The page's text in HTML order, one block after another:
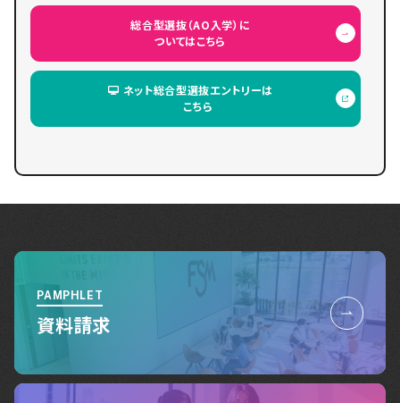
総合型選抜（AO入学）に
ついてはこちら
ネット総合型選抜エントリーは
こちら
PAMPHLET
資料請求